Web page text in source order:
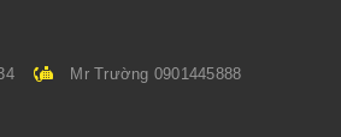
Mr Trường 0901445888